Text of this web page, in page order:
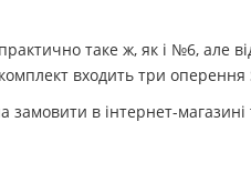
таке ж, як і №6, але
входить три
в інтернет-магазині